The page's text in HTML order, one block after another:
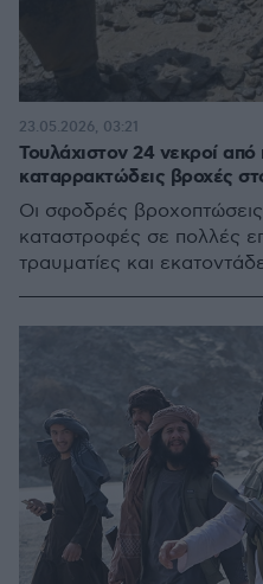
Τουλάχιστον 24 νεκροί από
καταρρακτώδεις βροχές
Οι σφοδρές
καταστροφές σε πολλές
τραυματίες και
23.05.2026, 03:21